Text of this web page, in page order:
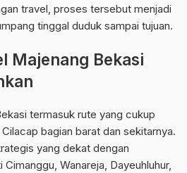
travel, proses tersebut menjadi
tinggal duduk sampai tujuan.
Majenang Bekasi
termasuk rute yang cukup
bagian barat dan sekitarnya.
yang dekat dengan
Wanareja, Dayeuhluhur,